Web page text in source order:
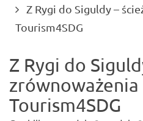
Z Rygi do Siguldy –
Tourism4SDG
Z Rygi do
zrównoważenia
Tourism4SDG